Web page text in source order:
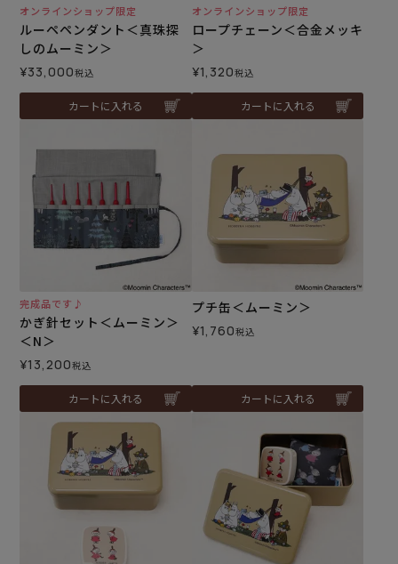
オンラインショップ限定
ルーペペンダント＜真珠探
しのムーミン＞
¥33,000税込
カートに入れる
オンラインショップ限定
ロープチェーン＜合金メッキ
＞
¥1,320税込
カートに入れる
完成品です♪
かぎ針セット＜ムーミン＞
＜N＞
¥13,200税込
カートに入れる
プチ缶＜ムーミン＞
¥1,760税込
カートに入れる